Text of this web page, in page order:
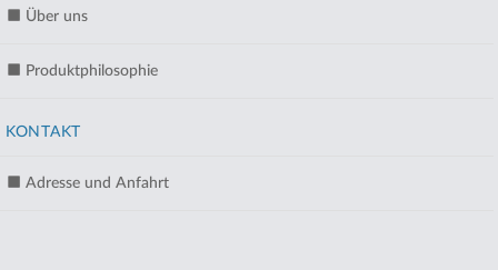
Über uns
Produktphilosophie
KONTAKT
Adresse und Anfahrt